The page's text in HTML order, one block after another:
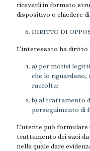
riceverli in formato
dispositivo o chiedere
DIRITTO DI
L’interessato ha
a) per motivi
che lo riguardano,
raccolta;
b) al trattamento
perseguimento di
L’utente può
trattamento dei suoi
nella quale dare